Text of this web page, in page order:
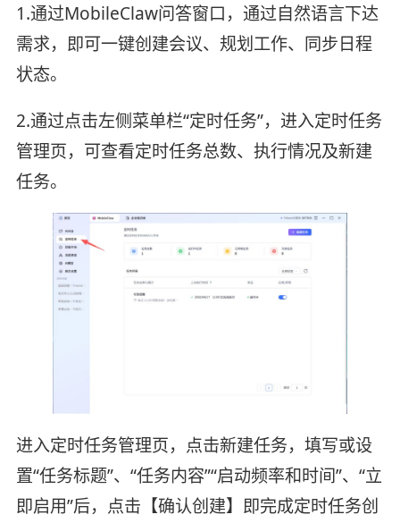
1.通过MobileClaw问答窗口，通过自然语言下达
需求，即可一键创建会议、规划工作、同步日程
状态。
2.通过点击左侧菜单栏“定时任务”，进入定时任务
管理页，可查看定时任务总数、执行情况及新建
任务。
进入定时任务管理页，点击新建任务，填写或设
置“任务标题”、“任务内容”“启动频率和时间”、“立
即启用”后，点击【确认创建】即完成定时任务创